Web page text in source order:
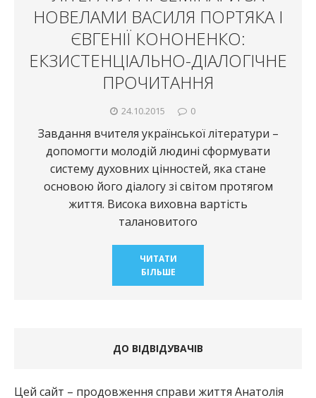
НОВЕЛАМИ ВАСИЛЯ ПОРТЯКА І
ЄВГЕНІЇ КОНОНЕНКО:
ЕКЗИСТЕНЦІАЛЬНО-ДІАЛОГІЧНЕ
ПРОЧИТАННЯ
24.10.2015 0
Завдання вчителя української літератури –
допомогти молодій людині сформувати
систему духовних цінностей, яка стане
основою його діалогу зі світом протягом
життя. Висока виховна вартість
талановитого
ЧИТАТИ
БІЛЬШЕ
ДО ВІДВІДУВАЧІВ
Цей сайт – продовження справи життя Анатолія